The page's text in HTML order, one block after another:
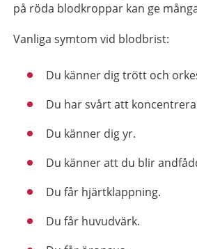
på röda blodkroppar kan ge
Vanliga symtom vid blodbrist:
Du känner dig trött och
Du har svårt att
Du känner dig yr.
Du känner att du blir
Du får hjärtklappning.
Du får huvudvärk.